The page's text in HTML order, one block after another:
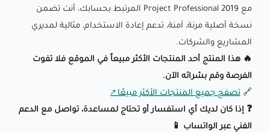
مع Project Professional 2019 المرتبط بحسابك، أنت تضمن
نسخة أصلية مرنة، آمنة، تدعم إعادة الاستخدام، مثالية لمديري
المشاريع والشركات.
🔥 هذا المنتج أحد المنتجات الأكثر مبيعاً في الموقع فلا تفوت
الفرصة وقم بشرائه الآن.
🔗 تصفح جميع المنتجات الأكثر مبيعًا
❓ إذا كان لديك أي استفسار أو تحتاج لمساعدة، تواصل مع الدعم
الفني عبر الواتساب 📱